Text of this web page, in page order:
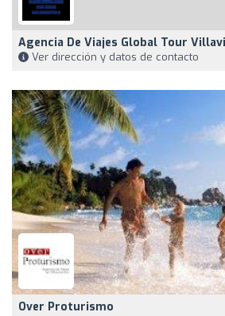
Agencia De Viajes Global Tour
Ver dirección y datos de contacto
Over Proturismo